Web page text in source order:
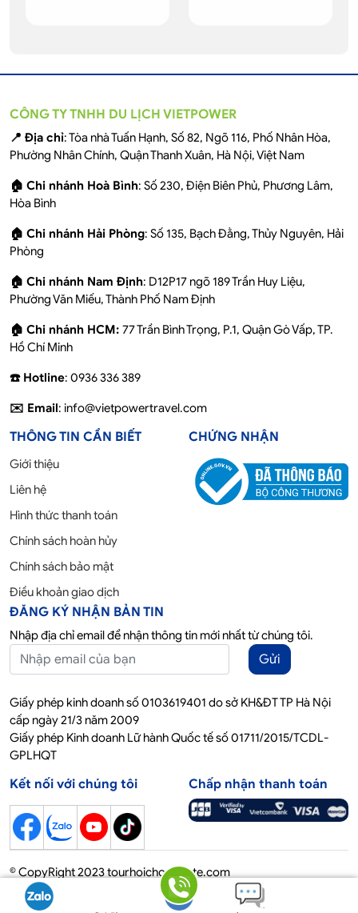
CÔNG TY TNHH DU LỊCH VIETPOWER
📍 Địa chỉ: Tòa nhà Tuấn Hạnh, Số 82, Ngõ 116, Phố Nhân Hòa,
Phường Nhân Chính, Quận Thanh Xuân, Hà Nội, Việt Nam
🏠 Chi nhánh Hoà Bình: Số 230, Điện Biên Phủ, Phương Lâm,
Hòa Bình
🏠 Chi nhánh Hải Phòng: Số 135, Bạch Đằng, Thủy Nguyên, Hải
Phòng
🏠 Chi nhánh Nam Định: D12P17 ngõ 189 Trần Huy Liệu,
Phường Văn Miếu, Thành Phố Nam Định
🏠 Chi nhánh HCM: 77 Trần Bình Trọng, P.1, Quận Gò Vấp, TP.
Hồ Chí Minh
☎️ Hotline: 0936 336 389
✉️ Email: info@vietpowertravel.com
THÔNG TIN CẦN BIẾT
Giới thiệu
Liên hệ
Hình thức thanh toán
Chính sách hoàn hủy
Chính sách bảo mật
Điều khoản giao dịch
CHỨNG NHẬN
ĐĂNG KÝ NHẬN BẢN TIN
Nhập địa chỉ email để nhận thông tin mới nhất từ chúng tôi.
Gửi
Giấy phép kinh doanh số 0103619401 do sở KH&ĐT TP Hà Nội
cấp ngày 21/3 năm 2009
Giấy phép Kinh doanh Lữ hành Quốc tế số 01711/2015/TCDL-
GPLHQT
Kết nối với chúng tôi Chấp nhận thanh toán
© CopyRight 2023 tourhoichoquocte.com